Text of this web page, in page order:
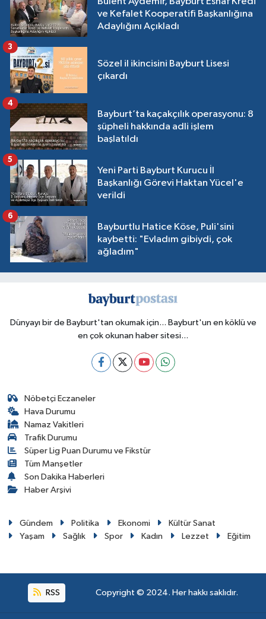
ve Kefalet Kooperatifi Başkanlığına
Adaylığını Açıkladı
Sözel il ikincisini Bayburt Lisesi
çıkardı
3
Bayburt’ta kaçakçılık operasyonu: 8
şüpheli hakkında adli işlem
başlatıldı
4
Yeni Parti Bayburt Kurucu İl
Başkanlığı Görevi Haktan Yücel'e
verildi
5
Bayburtlu Hatice Köse, Puli'sini
kaybetti: "Evladım gibiydi, çok
ağladım"
6
Dünyayı bir de Bayburt'tan okumak için... Bayburt'un en köklü ve
en çok okunan haber sitesi...
Nöbetçi Eczaneler
Hava Durumu
Namaz Vakitleri
Trafik Durumu
Süper Lig Puan Durumu ve Fikstür
Tüm Manşetler
Son Dakika Haberleri
Haber Arşivi
Gündem Politika Ekonomi
Kültür Sanat
Yaşam
Sağlık Spor Kadın Lezzet Eğitim
RSS Copyright © 2024. Her hakkı saklıdır.